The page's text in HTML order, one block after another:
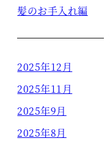
髪のお手入れ編
2025年12月
2025年11月
2025年9月
2025年8月